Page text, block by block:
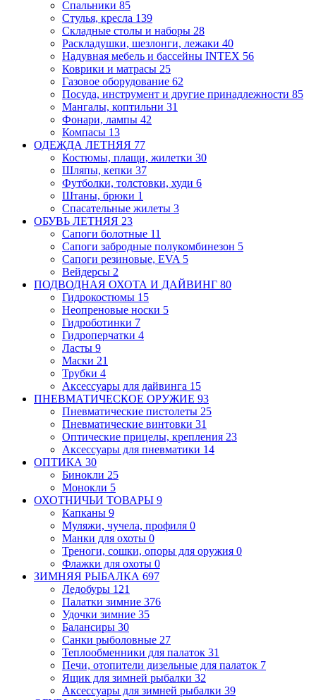
Спальники 85
Стулья, кресла 139
Складные столы и наборы 28
Раскладушки, шезлонги, лежаки 40
Надувная мебель и бассейны INTEX 56
Коврики и матрасы 25
Газовое оборудование 62
Посуда, инструмент и другие принадлежности 85
Мангалы, коптильни 31
Фонари, лампы 42
Компасы 13
ОДЕЖДА ЛЕТНЯЯ 77
Костюмы, плащи, жилетки 30
Шляпы, кепки 37
Футболки, толстовки, худи 6
Штаны, брюки 1
Спасательные жилеты 3
ОБУВЬ ЛЕТНЯЯ 23
Сапоги болотные 11
Сапоги забродные полукомбинезон 5
Сапоги резиновые, EVA 5
Вейдерсы 2
ПОДВОДНАЯ ОХОТА И ДАЙВИНГ 80
Гидрокостюмы 15
Неопреновые носки 5
Гидроботинки 7
Гидроперчатки 4
Ласты 9
Маски 21
Трубки 4
Аксессуары для дайвинга 15
ПНЕВМАТИЧЕСКОЕ ОРУЖИЕ 93
Пневматические пистолеты 25
Пневматические винтовки 31
Оптические прицелы, крепления 23
Аксессуары для пневматики 14
ОПТИКА 30
Бинокли 25
Монокли 5
ОХОТНИЧЬИ ТОВАРЫ 9
Капканы 9
Муляжи, чучела, профиля 0
Манки для охоты 0
Треноги, сошки, опоры для оружия 0
Флажки для охоты 0
ЗИМНЯЯ РЫБАЛКА 697
Ледобуры 121
Палатки зимние 376
Удочки зимние 35
Балансиры 30
Санки рыболовные 27
Теплообменники для палаток 31
Печи, отопители дизельные для палаток 7
Ящик для зимней рыбалки 32
Аксессуары для зимней рыбалки 39